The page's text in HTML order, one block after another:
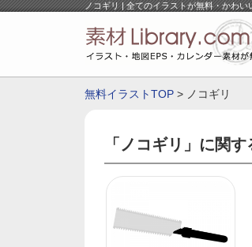
ノコギリ | 全てのイラストが無料・かわい
無料イラストTOP > ノコギリ
「ノコギリ」に関